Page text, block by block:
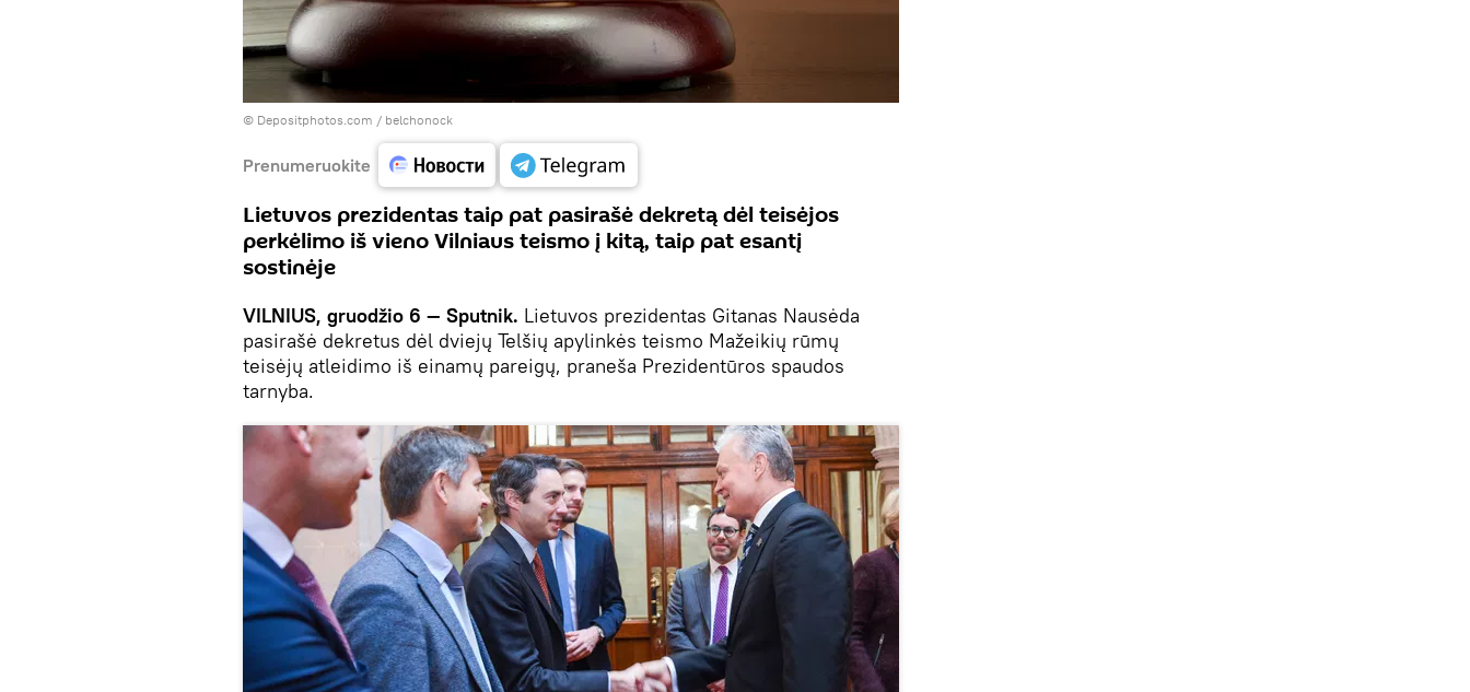
© Depositphotos.com / belchonock
Prenumeruokite
Lietuvos prezidentas taip pat pasirašė dekretą dėl teisėjos
perkėlimo iš vieno Vilniaus teismo į kitą, taip pat esantį
sostinėje
VILNIUS, gruodžio 6 — Sputnik. Lietuvos prezidentas Gitanas Nausėda
pasirašė dekretus dėl dviejų Telšių apylinkės teismo Mažeikių rūmų
teisėjų atleidimo iš einamų pareigų, praneša Prezidentūros spaudos
tarnyba.